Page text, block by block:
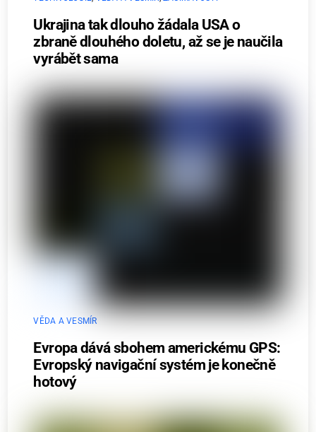
Ukrajina tak dlouho žádala USA o
zbraně dlouhého doletu, až se je naučila
vyrábět sama
VĚDA A VESMÍR
Evropa dává sbohem americkému GPS:
Evropský navigační systém je konečně
hotový